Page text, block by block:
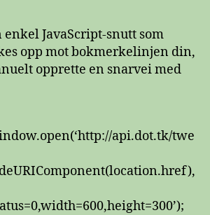
enkel JavaScript-snutt som
opp mot bokmerkelinjen din,
opprette en snarvei med
api.dot.tk/twe